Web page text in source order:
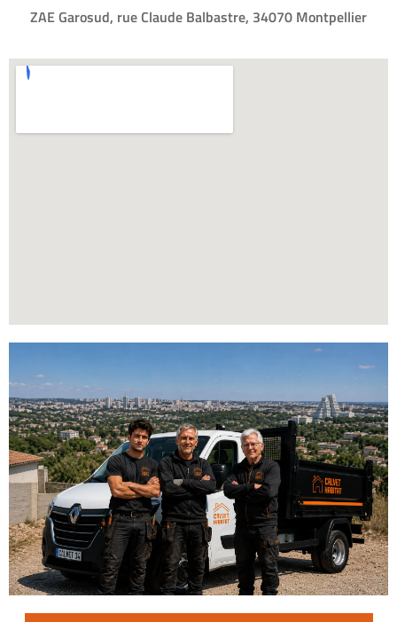
ZAE Garosud, rue Claude Balbastre, 34070 Montpellier